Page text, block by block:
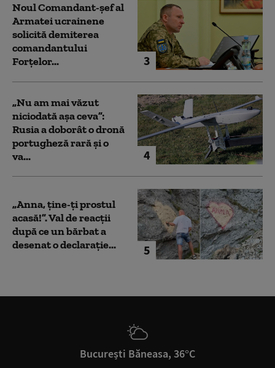
3
Noul Comandant-șef al
Armatei ucrainene
solicită demiterea
comandantului
Forțelor...
4
„Nu am mai văzut
niciodată așa ceva”:
Rusia a doborât o dronă
portugheză rară și o
va...
5
„Anna, ţine-ţi prostul
acasă!”. Val de reacții
după ce un bărbat a
desenat o declarație...
București Băneasa, 36°C